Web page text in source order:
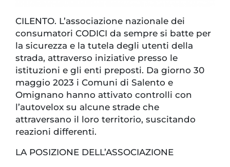
CILENTO. L’associazione nazionale dei
consumatori CODICI da sempre si batte per
la sicurezza e la tutela degli utenti della
strada, attraverso iniziative presso le
istituzioni e gli enti preposti. Da giorno 30
maggio 2023 i Comuni di Salento e
Omignano hanno attivato controlli con
l’autovelox su alcune strade che
attraversano il loro territorio, suscitando
reazioni differenti.
LA POSIZIONE DELL’ASSOCIAZIONE